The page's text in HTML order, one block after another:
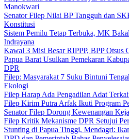
Manokwari
Senator Filep Nilai BP Tangguh dan
Konstitusi
Sistem Pemilu Tetap Terbuka, MK
Indrayana
Kawal 3 Misi Besar RIPPP, BPP Otsus
Papua Barat Usulkan Pemekaran
DPR
Filep: Masyarakat 7 Suku Bintuni
Ekologi
Filep Harap Ada Pengadilan Adat
Filep Kirim Putra Arfak Ikuti Program
Senator Filep Dorong Kewenangan
Filep Kritik Mekanisme DPR Setujui
Stunting di Papua Tinggi, Mendagri: